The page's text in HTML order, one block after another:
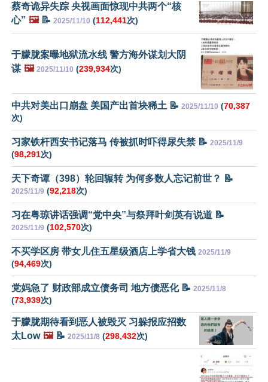
蔡奇诡异失踪 央视画面惊现中共两个“核
心” 🖼️📝 2025/11/10 (112,441次)
于朦胧案曝地狱流水线 警方海外谋划大阴
谋 🖼️ 2025/11/10 (239,934次)
中共对美出口崩盘 美国产出首块稀土 📝 2025/11/10 (70,387
次)
习家铁杆西安书记落马 传被抓时吓得尿失禁 📝 2025/11/9
(98,291次)
天下奇谭（398）轮回辗转 为何多数人忘记前世？ 📝
2025/11/9 (92,218次)
习在粤琼讲话强调“党中央”与祭拜叶剑英有说道 📝
2025/11/9 (102,570次)
不买学区房 带女儿住五星级酒店上学省大钱 2025/11/9
(94,469次)
党妈急了 财政部成立债务司 地方债恶化 📝 2025/11/8
(73,939次)
于朦胧期待看到恶人被毁灭 习躲报应招数
太Low 🖼️📝 2025/11/8 (298,432次)